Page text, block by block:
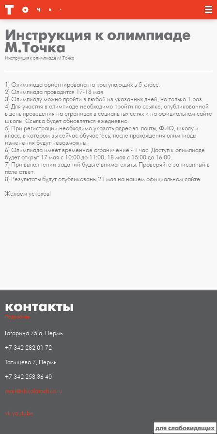
Инструкция к олимпиаде
М.Точка
Инструкция к олимпиаде М.Точка
1) Олимпиада ориентирована на поступающих в 5 класс.
2) Олимпиада проводится 17-18 мая.
3) Олимпиаду можно пройти в любой из указанных дней, но только 1 раз.
4) Для участия в олимпиаде необходимо пройти по ссылке, опубликованной
в день проведения на страницах в социальных сетях и на официальном сайте
школы. Ссылка будет обновляться ежедневно.
5) При регистрации необходимо указать адрес эл. почты, ФИО, школу и
класс, в котором вы сейчас обучаетесь; после прохождения олимпиады
изменения будут невозможны.
6) Олимпиада имеет временное ограничение - 1 час. Доступ к олимпиаде
будет открыт 17 мая с 10:00 до 11:00, 18 мая с 15:00 до 16:00.
7) При выполнении заданий будьте внимательны. Проверяйте записанный в
поле ответ.
8) Результаты будут опубликованы 21 мая на нашем официальном сайте.
Желаем успехов!
контакты
Подробнее
Гагарина 75 а, Пермь
+7 342 282 01 72
Татищева 7, Пермь
+7 342 258 36 40
mail@shkolatochka.ru
vkyoutube
для слабовидящих